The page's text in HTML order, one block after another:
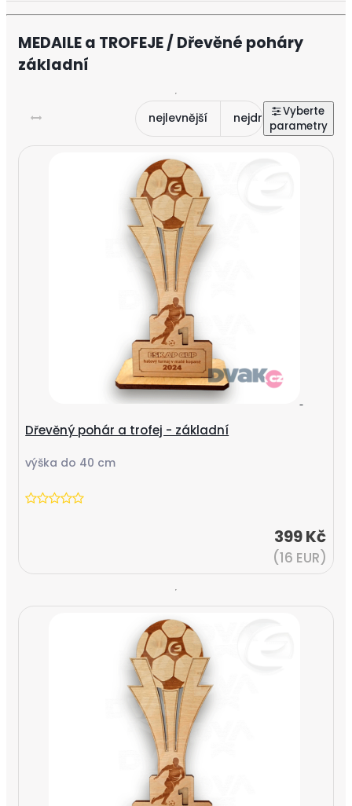
MEDAILE a TROFEJE / Dřevěné poháry
základní
nejlevnější nejdražší
Dřevěný pohár a trofej - základní
výška do 40 cm
399 Kč
(16 EUR)